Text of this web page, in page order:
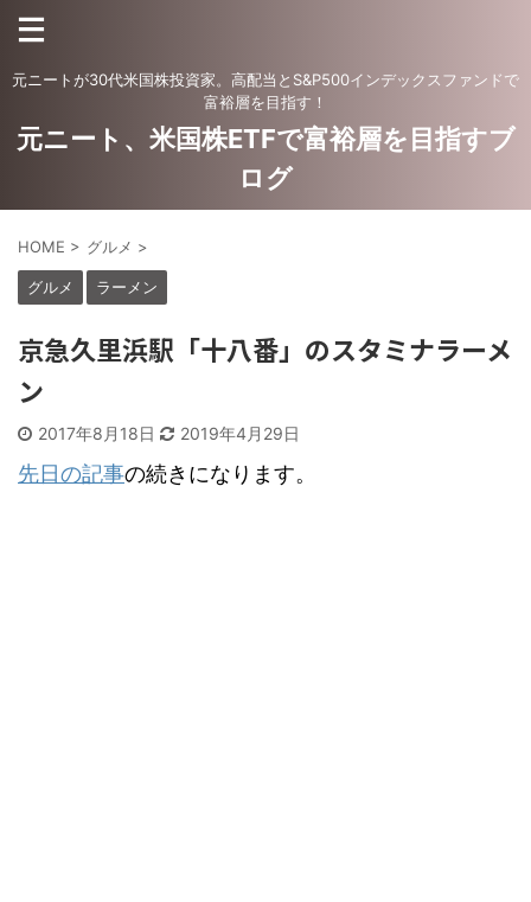
元ニートが30代米国株投資家。高配当とS&P500インデックスファンドで
富裕層を目指す！
元ニート、米国株ETFで富裕層を目指すブ
ログ
HOME > グルメ >
グルメ ラーメン
京急久里浜駅「十八番」のスタミナラーメ
ン
2017年8月18日 2019年4月29日
先日の記事の続きになります。